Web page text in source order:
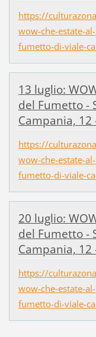
https://
wow-che-estate-
fumetto-di-viale-
13 luglio:
del Fumetto -
Campania,
https://
wow-che-estate-
fumetto-di-viale-
20 luglio:
del Fumetto -
Campania,
https://
wow-che-estate-
fumetto-di-viale-